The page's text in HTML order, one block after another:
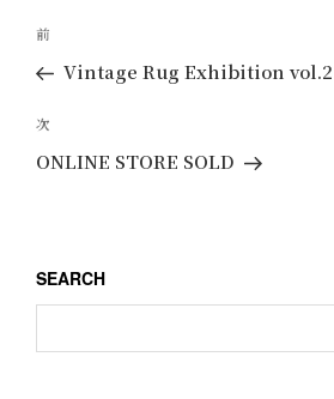
投
ナ
ビ
ゲ
ン
過
去
投
稿
前
Vintage Rug Exhibition
次
の
次
ONLINE STORE SOLD
SEARCH